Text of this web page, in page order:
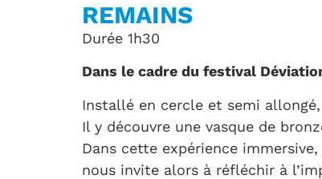
REMAINS
Durée 1h30
Dans le cadre du festival
Installé en cercle et semi
Il y découvre une vasque de
Dans cette expérience
nous invite alors à réfléchir à